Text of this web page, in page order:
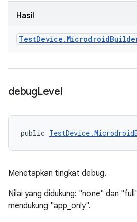
Hasil
TestDevice . Microdroid
debugLevel
public
Menetapkan tingkat debug.
Nilai yang didukung: "none" dan
mendukung "app_only".